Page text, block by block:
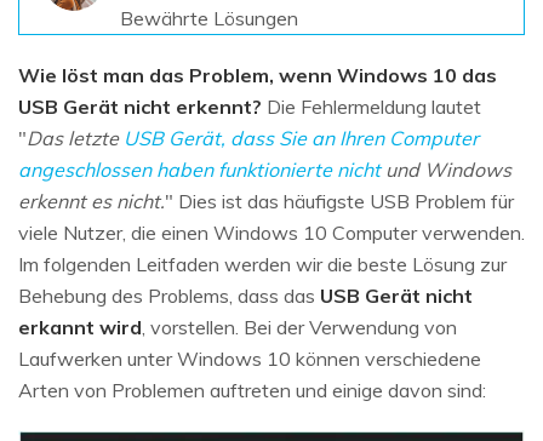
Kostenlos Testen
Weitere Produkte
Repairit - Datenreparatur
UBackit - Datensicherung
Bewährte Lösungen
Wie löst man das Problem, wenn Windows 10 das
USB Gerät nicht erkennt? Die Fehlermeldung lautet
"Das letzteUSB Gerät, dass Sie an Ihren Computer
angeschlossen haben funktionierte nichtund Windows
erkennt es nicht." Dies ist das häufigste USB Problem für
viele Nutzer, die einen Windows 10 Computer verwenden.
Im folgenden Leitfaden werden wir die beste Lösung zur
Behebung des Problems, dass das USB Gerät nicht
erkannt wird , vorstellen. Bei der Verwendung von
Laufwerken unter Windows 10 können verschiedene
Arten von Problemen auftreten und einige davon sind: